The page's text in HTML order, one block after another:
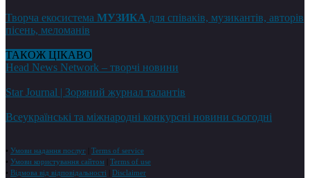
Творча екосистема МУЗИКА для співаків, музикантів, авторів
пісень, меломанів
ТАКОЖ ЦІКАВО
Head News Network – творчі новини
Star Journal | Зоряний журнал талантів
Всеукраїнські та міжнародні конкурсні новини сьогодні
• Умови надання послуг
Terms of service
• Умови користування сайтом
Terms of use
• Відмова від відповідальності
Disclaimer